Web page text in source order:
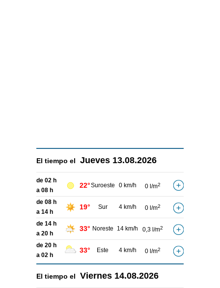
El tiempo el Jueves 13.08.2026
de 02 h
a 08 h
22°Suroeste 0 km/h 0 l/m2
de 08 h
a 14 h
19° Sur 4 km/h 0 l/m2
de 14 h
a 20 h
33° Noreste 14 km/h 0,3 l/m2
de 20 h
a 02 h
33° Este 4 km/h 0 l/m2
El tiempo el Viernes 14.08.2026